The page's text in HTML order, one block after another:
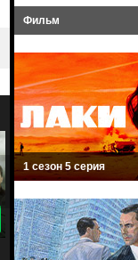
Звездные врата:
Фильм
1 сезон 5 серия